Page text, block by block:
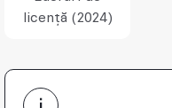
licență (2024)